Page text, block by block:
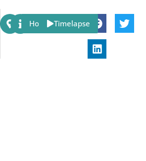
Share:
Host Timelapse